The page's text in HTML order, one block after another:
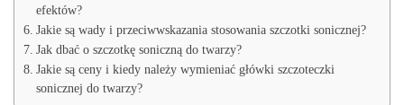
efektów?
Jakie są wady i przeciwwskazania stosowania szczotki sonicznej?
Jak dbać o szczotkę soniczną do twarzy?
Jakie są ceny i kiedy należy wymieniać główki szczoteczki
sonicznej do twarzy?